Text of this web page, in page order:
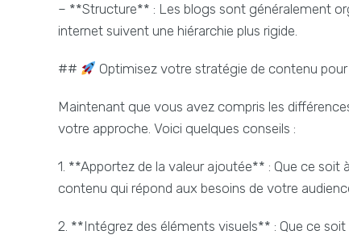
– **Structure** : Les blogs sont généralement
internet suivent une hiérarchie plus rigide.
## Optimisez votre stratégie de contenu pour
Maintenant que vous avez compris les
votre approche. Voici quelques conseils :
1. **Apportez de la valeur ajoutée** : Que ce soit
contenu qui répond aux besoins de votre
2. **Intégrez des éléments visuels** : Que ce